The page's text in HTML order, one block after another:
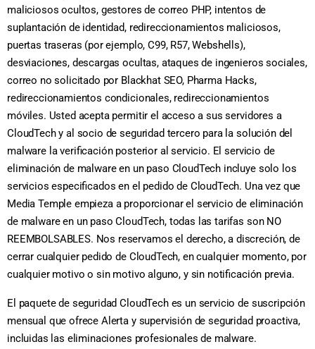
maliciosos ocultos, gestores de correo PHP, intentos de
suplantación de identidad, redireccionamientos maliciosos,
puertas traseras (por ejemplo, C99, R57, Webshells),
desviaciones, descargas ocultas, ataques de ingenieros sociales,
correo no solicitado por Blackhat SEO, Pharma Hacks,
redireccionamientos condicionales, redireccionamientos
móviles. Usted acepta permitir el acceso a sus servidores a
CloudTech y al socio de seguridad tercero para la solución del
malware la verificación posterior al servicio. El servicio de
eliminación de malware en un paso CloudTech incluye solo los
servicios especificados en el pedido de CloudTech. Una vez que
Media Temple empieza a proporcionar el servicio de eliminación
de malware en un paso CloudTech, todas las tarifas son NO
REEMBOLSABLES. Nos reservamos el derecho, a discreción, de
cerrar cualquier pedido de CloudTech, en cualquier momento, por
cualquier motivo o sin motivo alguno, y sin notificación previa.
El paquete de seguridad CloudTech es un servicio de suscripción
mensual que ofrece Alerta y supervisión de seguridad proactiva,
incluidas las eliminaciones profesionales de malware.